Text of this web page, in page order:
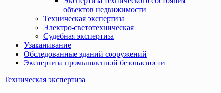
объектов недвижимости
Техническая экспертиза
Электро-светотехническая
Судебная экспертиза
Узаканивание
Обследованные зданий сооружений
Экспертиза промышленной безопасности
Техническая экспертиза